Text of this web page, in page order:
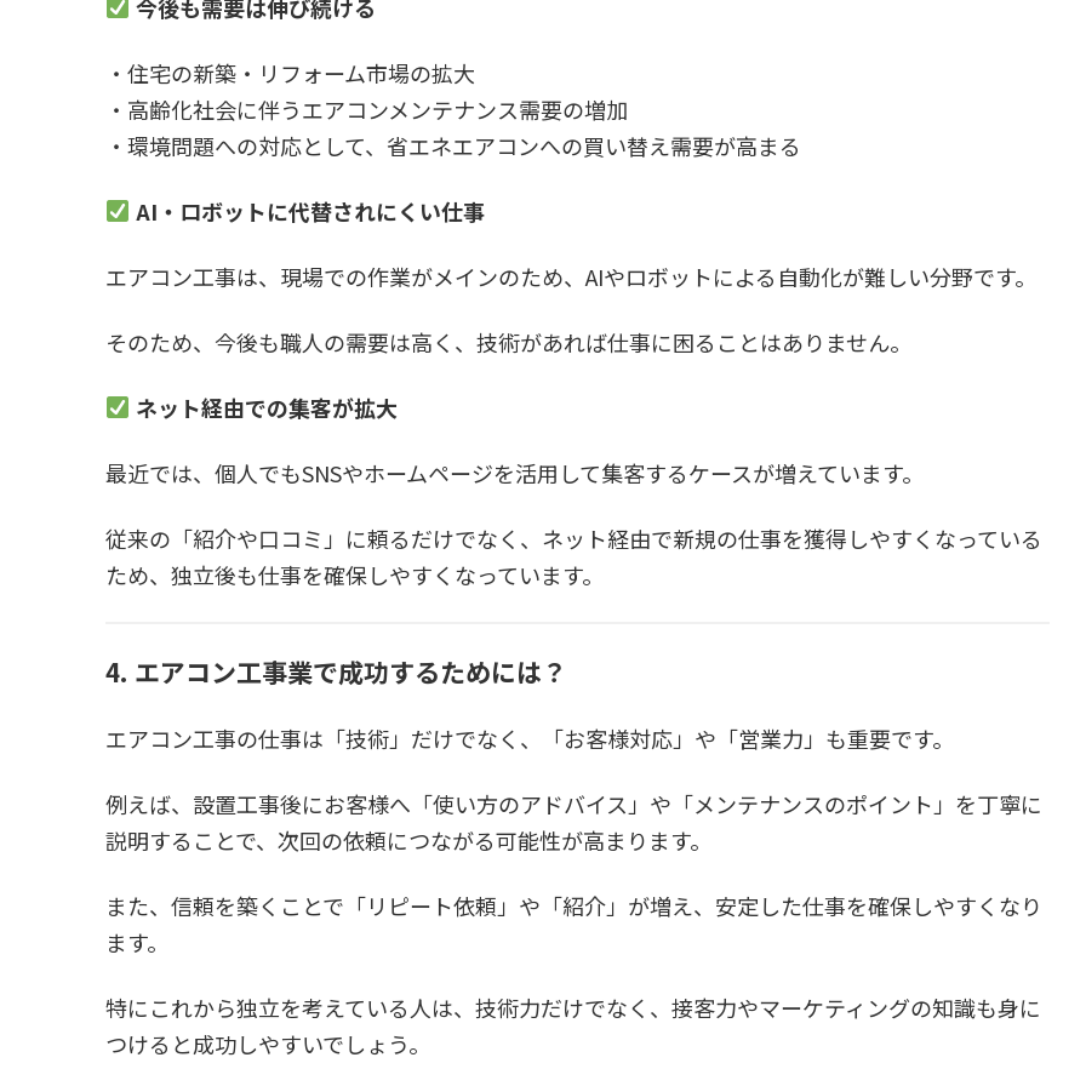
今後も需要は伸び続ける
・住宅の新築・リフォーム市場の拡大
・高齢化社会に伴うエアコンメンテナンス需要の増加
・環境問題への対応として、省エネエアコンへの買い替え需要が高まる
AI ・ロボットに代替されにくい仕事
エアコン工事は、現場での作業がメインのため、AIやロボットによる自動化が難しい分野です。
そのため、今後も職人の需要は高く、技術があれば仕事に困ることはありません。
ネット経由での集客が拡大
最近では、個人でもSNSやホームページを活用して集客するケースが増えています。
従来の「紹介や口コミ」に頼るだけでなく、ネット経由で新規の仕事を獲得しやすくなっている
ため、独立後も仕事を確保しやすくなっています。
4. エアコン工事業で成功するためには？
エアコン工事の仕事は「技術」だけでなく、「お客様対応」や「営業力」も重要です。
例えば、設置工事後にお客様へ「使い方のアドバイス」や「メンテナンスのポイント」を丁寧に
説明することで、次回の依頼につながる可能性が高まります。
また、信頼を築くことで「リピート依頼」や「紹介」が増え、安定した仕事を確保しやすくなり
ます。
特にこれから独立を考えている人は、技術力だけでなく、接客力やマーケティングの知識も身に
つけると成功しやすいでしょう。